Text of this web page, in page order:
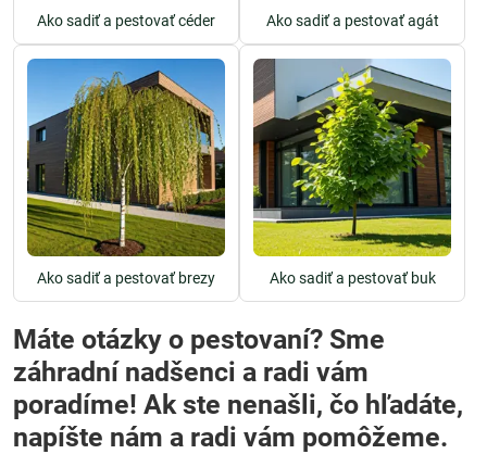
Ako sadiť a pestovať céder Ako sadiť a pestovať agát
Ako sadiť a pestovať brezy Ako sadiť a pestovať buk
Máte otázky o pestovaní? Sme
záhradní nadšenci a radi vám
poradíme! Ak ste nenašli, čo hľadáte,
napíšte nám a radi vám pomôžeme.